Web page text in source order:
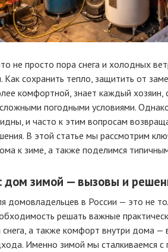
не просто пора снега и холодных
Как сохранить тепло, защитить от
комфортной, знает каждый хозяин,
погодными условиями.
и часто к этим вопросам
В этой статье мы рассмотрим
к зиме, а также поделимся
дом зимой — вызовы и
домовладельцев в России — это не
решать важные
снега, а также комфорт внутри дома —
Именно зимой мы сталкиваемся